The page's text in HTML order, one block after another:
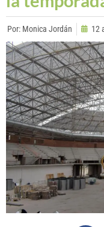
Por: Monica Jordán 12